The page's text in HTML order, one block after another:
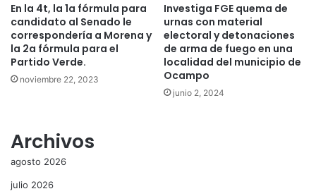
En la 4t, la 1a fórmula para
candidato al Senado le
correspondería a Morena y
la 2a fórmula para el
Partido Verde.
noviembre 22, 2023
Investiga FGE quema de
urnas con material
electoral y detonaciones
de arma de fuego en una
localidad del municipio de
Ocampo
junio 2, 2024
Archivos
agosto 2026
julio 2026